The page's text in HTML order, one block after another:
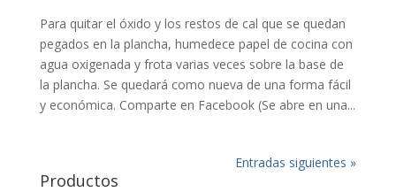
Para quitar el óxido y los restos de cal que se quedan
pegados en la plancha, humedece papel de cocina con
agua oxigenada y frota varias veces sobre la base de
la plancha. Se quedará como nueva de una forma fácil
y económica. Comparte en Facebook (Se abre en una...
Entradas siguientes »
Productos